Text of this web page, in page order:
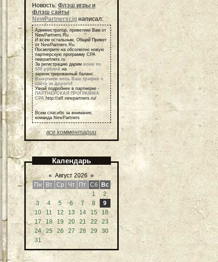
Новость: Флэш игры и
флэш сайты
NewPartnerscig написал:
Администратор, приветики Вам от
NewPartners.Ru
И всем остальным, Общий Привет
от NewPartners.Ru
Посмотрите на обсолютно новую
партнерскую программу СРА
newpartners.ru
За регистрацию дарим всем по
500 рублей на
зарегистрированный баланс.
Выкупаем весь Ваш трафик с
сайта за дорого!
Узнай подробнее в партнерке -
ПАРТНЕРСКАЯ ПРОГРАММА
СРА http://aff.newpartners.ru/
Всем спасибо за внимание,
команда NewPartners
все комментарии
Календарь
« Август 2026 »
Пн
Вт Ср Чт Пт Сб Вс
1
2
3
4 5 6 7 8
9
10
11 12 13 14 15
16
17
18 19 20 21 22
23
24
25 26 27 28 29
30
31